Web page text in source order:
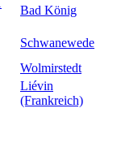
Bad König
Schwanewede
Wolmirstedt
Liévin
(Frankreich)